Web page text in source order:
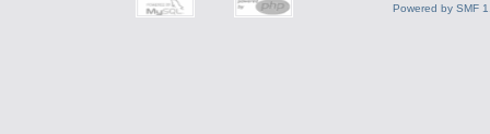
Powered by SMF